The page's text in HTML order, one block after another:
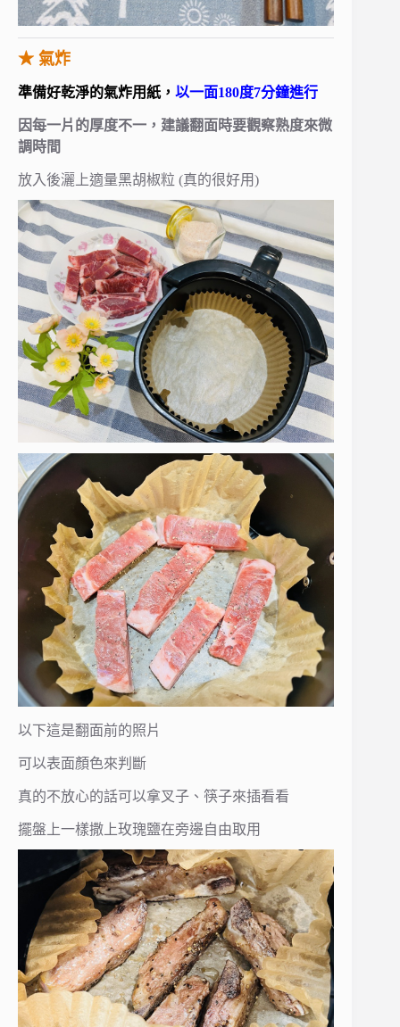
★ 氣炸
準備好乾淨的氣炸用紙， 以一面180度7分鐘進行
因每一片的厚度不一，建議翻面時要觀察熟度來微
調時間
放入後灑上適量黑胡椒粒 (真的很好用)
以下這是翻面前的照片
可以表面顏色來判斷
真的不放心的話可以拿叉子、筷子來插看看
擺盤上一樣撒上玫瑰鹽在旁邊自由取用